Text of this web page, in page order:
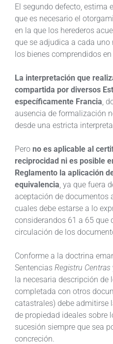
El segundo defecto, estima
que es necesario el
en la que los herederos
que se adjudica a cada
los bienes comprendidos
La interpretación que
compartida por diversos
específicamente Francia ,
ausencia de formalización
desde una estricta
Pero no es aplicable al
reciprocidad ni es posible
Reglamento la aplicación
equivalencia , ya que fuera
aceptación de documentos
cuales debe estarse a lo
considerandos 61 a 65 que
circulación de los
Conforme a la doctrina
Sentencias Registru Centras
la necesaria descripción de
completada con otros
catastrales) debe admitirse
de propiedad ideales sobre
sucesión siempre que sea
concreción.